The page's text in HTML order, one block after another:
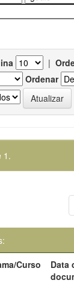
|
Ordenar
1.
Curso
Data